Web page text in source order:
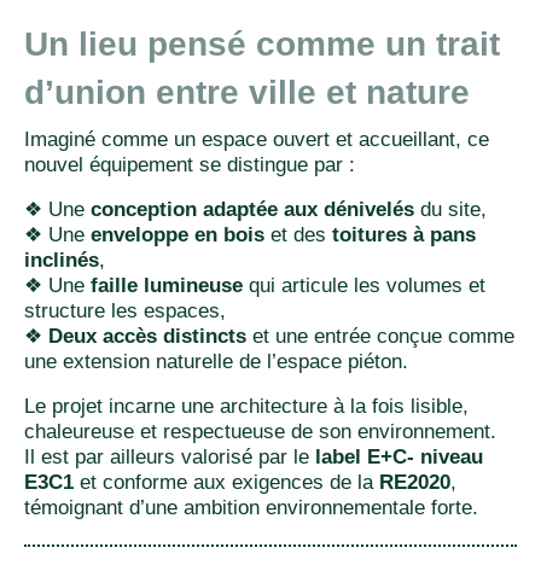
Un lieu pensé comme un trait
d’union entre ville et nature
Imaginé comme un espace ouvert et accueillant, ce
nouvel équipement se distingue par :
❖ Une conception adaptée aux dénivelés du site,
❖ Une enveloppe en bois et des toitures à pans
inclinés,
❖ Une faille lumineuse qui articule les volumes et
structure les espaces,
❖ Deux accès distincts et une entrée conçue comme
une extension naturelle de l’espace piéton.
Le projet incarne une architecture à la fois lisible,
chaleureuse et respectueuse de son environnement.
Il est par ailleurs valorisé par le label E+C- niveau
E3C1 et conforme aux exigences de la RE2020,
témoignant d’une ambition environnementale forte.